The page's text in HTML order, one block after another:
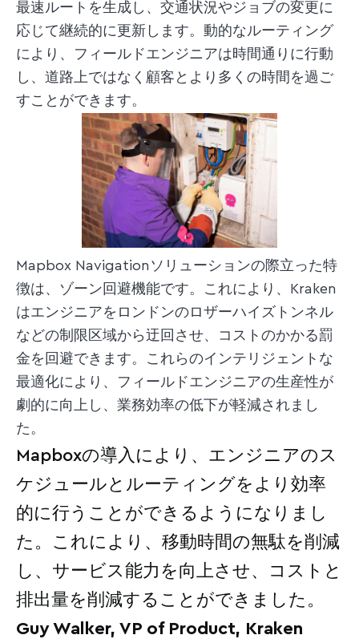
最速ルートを生成し、交通状況やジョブの変更に
応じて継続的に更新します。動的なルーティング
により、フィールドエンジニアは時間通りに行動
し、道路上ではなく顧客とより多くの時間を過ご
すことができます。
Mapbox Navigationソリューションの際立った特
徴は、ゾーン回避機能です。これにより、Kraken
はエンジニアをロンドンのロザーハイズトンネル
などの制限区域から迂回させ、コストのかかる罰
金を回避できます。これらのインテリジェントな
最適化により、フィールドエンジニアの生産性が
劇的に向上し、業務効率の低下が軽減されまし
た。
Mapboxの導入により、エンジニアのス
ケジュールとルーティングをより効率
的に行うことができるようになりまし
た。これにより、移動時間の無駄を削減
し、サービス能力を向上させ、コストと
排出量を削減することができました。
Guy Walker, VP of Product, Kraken